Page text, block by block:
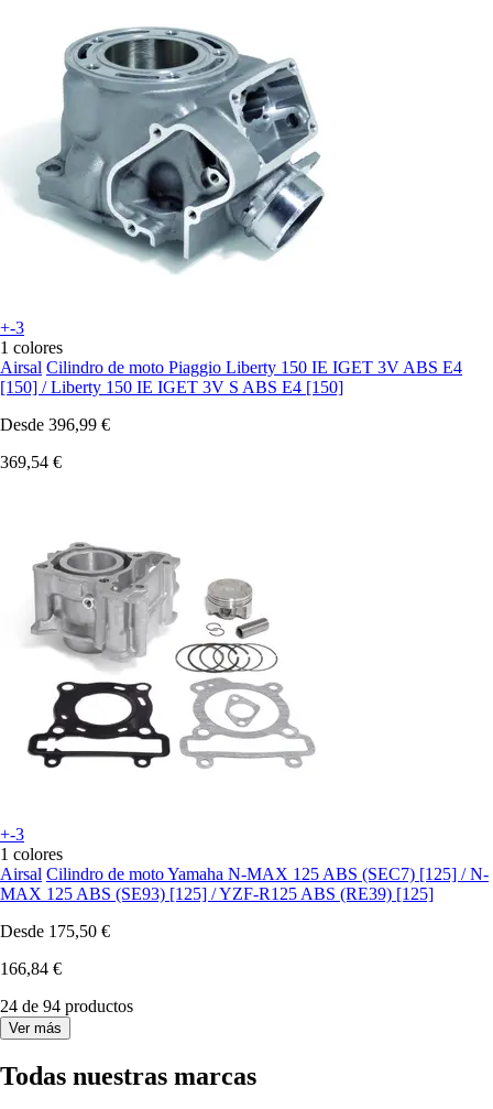
+-3
1 colores
Airsal Cilindro de moto Piaggio Liberty 150 IE IGET 3V ABS E4
[150] / Liberty 150 IE IGET 3V S ABS E4 [150]
Desde 396,99 €
369,54 €
+-3
1 colores
Airsal Cilindro de moto Yamaha N-MAX 125 ABS (SEC7) [125] / N-
MAX 125 ABS (SE93) [125] / YZF-R125 ABS (RE39) [125]
Desde 175,50 €
166,84 €
24 de 94 productos
Ver más
Todas nuestras marcas